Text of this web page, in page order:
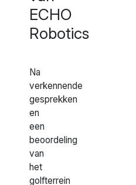
ECHO
Robotics
Na
verkennende
gesprekken
en
een
beoordeling
van
het
golfterrein